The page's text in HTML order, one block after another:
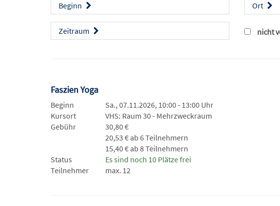
Beginn Ort
Zeitraum nicht
Faszien Yoga
Beginn
Sa., 07.11.2026, 10:00 - 13:00 Uhr
Kursort
VHS: Raum 30 - Mehrzweckraum
Gebühr
30,80 €
20,53 € ab 6 Teilnehmern
15,40 € ab 8 Teilnehmern
Status
Es sind noch 10 Plätze frei
Teilnehmer
max. 12